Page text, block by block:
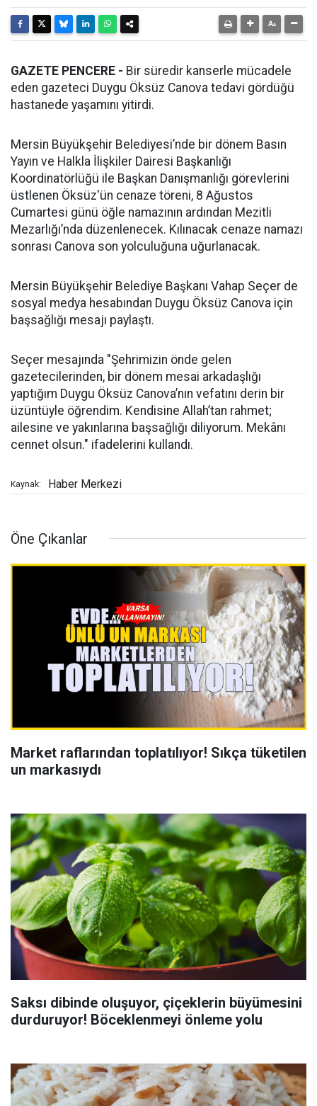
GAZETE PENCERE - Bir süredir kanserle mücadele
eden gazeteci Duygu Öksüz Canova tedavi gördüğü
hastanede yaşamını yitirdi.
Mersin Büyükşehir Belediyesi’nde bir dönem Basın
Yayın ve Halkla İlişkiler Dairesi Başkanlığı
Koordinatörlüğü ile Başkan Danışmanlığı görevlerini
üstlenen Öksüz'ün cenaze töreni, 8 Ağustos
Cumartesi günü öğle namazının ardından Mezitli
Mezarlığı’nda düzenlenecek. Kılınacak cenaze namazı
sonrası Canova son yolculuğuna uğurlanacak.
Mersin Büyükşehir Belediye Başkanı Vahap Seçer de
sosyal medya hesabından Duygu Öksüz Canova için
başsağlığı mesajı paylaştı.
Seçer mesajında "Şehrimizin önde gelen
gazetecilerinden, bir dönem mesai arkadaşlığı
yaptığım Duygu Öksüz Canova’nın vefatını derin bir
üzüntüyle öğrendim. Kendisine Allah’tan rahmet;
ailesine ve yakınlarına başsağlığı diliyorum. Mekânı
cennet olsun." ifadelerini kullandı.
Kaynak: Haber Merkezi
Öne Çıkanlar
Market raflarından toplatılıyor! Sıkça tüketilen
un markasıydı
Saksı dibinde oluşuyor, çiçeklerin büyümesini
durduruyor! Böceklenmeyi önleme yolu